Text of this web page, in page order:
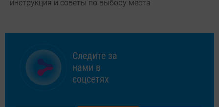
инструкция и советы по выбору места
Следите за
нами в
соцсетях